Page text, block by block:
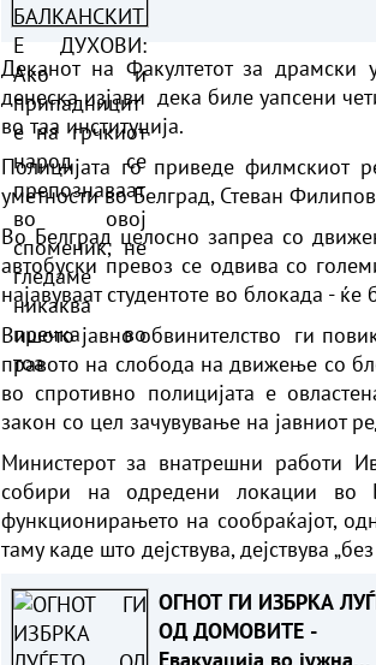
овој споменик, не
гледаме никаква
во тоа
Деканот на Факултетот за
денеска изјави дека биле уапсени
во таа институција.
Полицијата го приведе филмскиот
уметности во Белград, Стеван
Во Белград целосно запреа со
автобуски превоз се одвива со
најавуваат студентоте во блокада -
Вишото јавно обвинителство ги
правото на слобода на движење со
во спротивно полицијата е
закон со цел зачувување на јавниот
Министерот за внатрешни работи
собири на одредени локации
функционирањето на сообраќајот,
таму каде што дејствува, дејствува
ОГНОТ ГИ ИЗБРКА
ОД ДОМОВИТЕ -
Евакуација во јужна